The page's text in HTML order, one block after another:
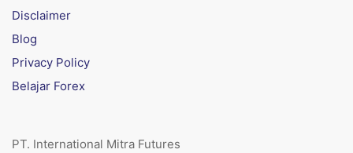
Disclaimer
Blog
Privacy Policy
Belajar Forex
PT. International Mitra Futures